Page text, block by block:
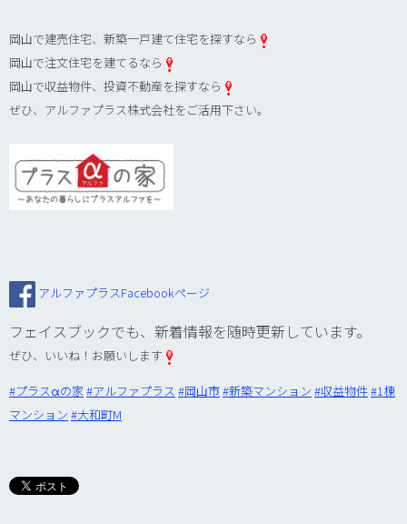
岡山で建売住宅、新築一戸建て住宅を探すなら
岡山で注文住宅を建てるなら
岡山で収益物件、投資不動産を探すなら
ぜひ、アルファプラス株式会社をご活用下さい。
アルファプラスFacebookページ
フェイスブックでも、新着情報を随時更新しています。
ぜひ、いいね！お願いします
‪#‎プラスαの家‬‪#‎アルファプラス‬ ‪#‎岡山市‬‪#‎新築マンション‬ ‪#‎収益物件‬‪#‎1棟
マンション‬ ‪#‎大和町M‬